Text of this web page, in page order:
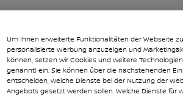
MACHEN
Um Ihnen erweiterte Funktionalitäten der Webseite
personalisierte Werbung anzuzeigen und
können, setzen wir Cookies und weitere Technologien
genannt) ein. Sie können über die nachstehenden
entscheiden, welche Dienste bei der Nutzung der
Angebots gesetzt werden sollen. Welche Dienste für